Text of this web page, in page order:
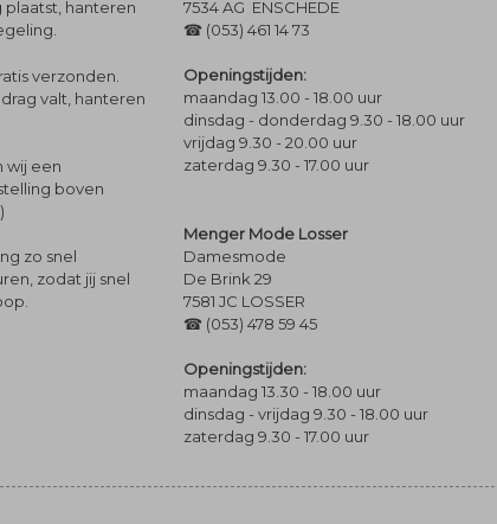
hanteren
verzonden.
valt, hanteren
wij een
boven
zo snel
zodat jij snel
7534 AG ENSCHEDE
☎ (053) 461 14 73
Openingstijden:
maandag 13.00 - 18.00 uur
dinsdag - donderdag 9.30 - 18.00 uur
vrijdag 9.30 - 20.00 uur
zaterdag 9.30 - 17.00 uur
Menger Mode Losser
Damesmode
De Brink 29
7581 JC LOSSER
☎ (053) 478 59 45
Openingstijden:
maandag 13.30 - 18.00 uur
dinsdag - vrijdag 9.30 - 18.00 uur
zaterdag 9.30 - 17.00 uur